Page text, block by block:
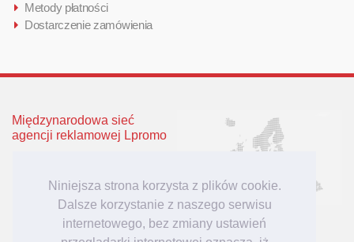
Niniejsza strona korzysta z plików cookie.
Dalsze korzystanie z naszego serwisu
internetowego, bez zmiany ustawień
Metody płatności
Dostarczenie zamówienia
Międzynarodowa sieć
agencji reklamowej Lpromo
Wielka Brytania
Niemcy